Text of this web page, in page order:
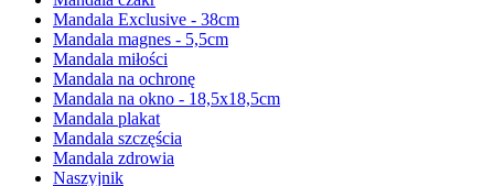
Mandala Exclusive - 38cm
Mandala magnes - 5,5cm
Mandala miłości
Mandala na ochronę
Mandala na okno - 18,5x18,5cm
Mandala plakat
Mandala szczęścia
Mandala zdrowia
Naszyjnik